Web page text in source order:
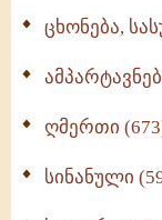
ცხონება,
ღმერთი
სინანული